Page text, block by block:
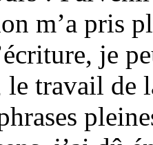
m’a pris
je
le travail de